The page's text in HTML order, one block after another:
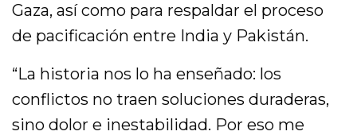
Gaza, así como para respaldar el proceso
de pacificación entre India y Pakistán.
“La historia nos lo ha enseñado: los
conflictos no traen soluciones duraderas,
sino dolor e inestabilidad. Por eso me